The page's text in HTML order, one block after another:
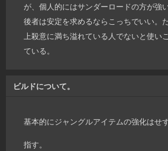
が、個人的にはサンダーロードの方が強い
後者は安定を求めるならこっちでいい。
上殺意に満ち溢れている人でないと使い
ている。
ビルドについて。
基本的にジャングルアイテムの強化はせ
指す。